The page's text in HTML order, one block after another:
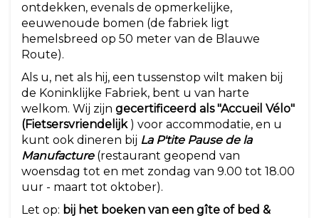
ontdekken, evenals de opmerkelijke,
eeuwenoude bomen (de fabriek ligt
hemelsbreed op 50 meter van de Blauwe
Route).
Als u, net als hij, een tussenstop wilt maken bij
de Koninklijke Fabriek, bent u van harte
welkom. Wij zijn gecertificeerd als "Accueil Vélo"
(Fietsersvriendelijk) voor accommodatie, en u
kunt ook dineren bij La P'tite Pause de la
Manufacture(restaurant geopend van
woensdag tot en met zondag van 9.00 tot 18.00
uur - maart tot oktober).
Let op: bij het boeken van een gîte of bed &